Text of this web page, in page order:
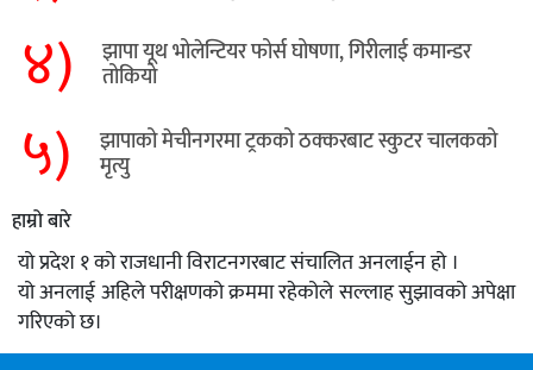
४) झापा यूथ भोलेन्टियर फोर्स घोषणा, गिरीलाई कमान्डर
तोकियो
५) ​झापाको मेचीनगरमा ट्रकको ठक्करबाट स्कुटर चालकको
मृत्यु
हाम्रो बारे
यो प्रदेश १ को राजधानी विराटनगरबाट संचालित अनलाईन हो ।
यो अनलाई अहिले परीक्षणको क्रममा रहेकोले सल्लाह सुझावको अपेक्षा
गरिएको छ।